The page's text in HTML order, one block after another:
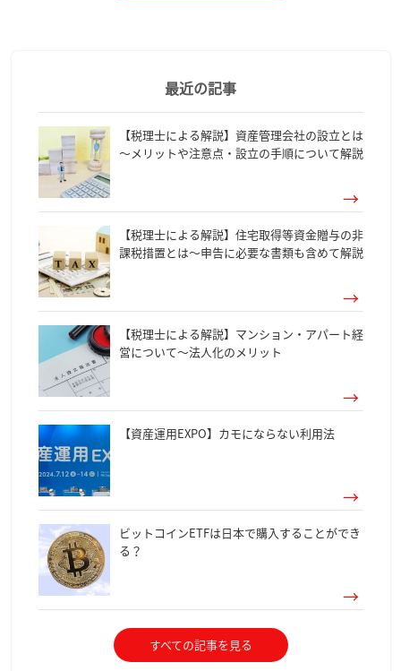
最近の記事
【税理士による解説】資産管理会社の設立とは
～メリットや注意点・設立の手順について解説
【税理士による解説】住宅取得等資金贈与の非
課税措置とは～申告に必要な書類も含めて解説
【税理士による解説】マンション・アパート経
営について～法人化のメリット
【資産運用EXPO】カモにならない利用法
ビットコインETFは日本で購入することができ
る？
すべての記事を見る